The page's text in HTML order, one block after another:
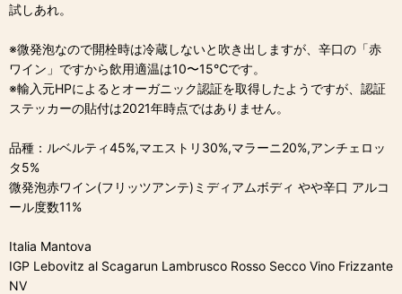
試しあれ。
※微発泡なので開栓時は冷蔵しないと吹き出しますが、辛口の「赤
ワイン」ですから飲用適温は10〜15℃です。
※輸入元HPによるとオーガニック認証を取得したようですが、認証
ステッカーの貼付は2021年時点ではありません。
品種：ルベルティ45%,マエストリ30%,マラーニ20%,アンチェロッ
タ5%
微発泡赤ワイン(フリッツアンテ)ミディアムボディ やや辛口 アルコ
ール度数11%
Italia Mantova
IGP Lebovitz al Scagarun Lambrusco Rosso Secco Vino Frizzante
NV